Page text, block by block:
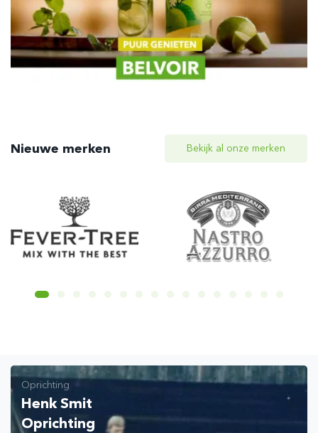
Nieuwe merken Bekijk al onze merken
Oprichting
Henk Smit
Oprichting